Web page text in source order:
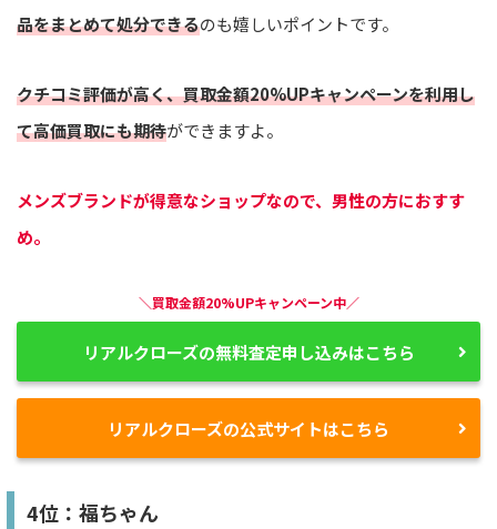
品をまとめて処分できるのも嬉しいポイントです。
クチコミ評価が高く、買取金額20%UPキャンペーンを利用し
て高価買取にも期待ができますよ。
メンズブランドが得意なショップなので、男性の方におすす
め。
＼買取金額20%UPキャンペーン中／
リアルクローズの無料査定申し込みはこちら
リアルクローズの公式サイトはこちら
4位：福ちゃん